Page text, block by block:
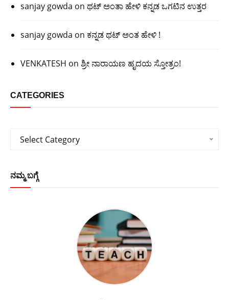
sanjay gowda on ಥಟ್ ಅಂತಾ ಹೇಳಿ ಕನ್ನಡ ಒಗಟಿನ ಉತ್ತರ
sanjay gowda on ಕನ್ನಡ ಥಟ್ ಅಂತ ಹೇಳಿ !
VENKATESH on ಶ್ರೀ ನಾರಾಯಣ ಹೃದಯ ಸ್ತೋತ್ರಂ!
CATEGORIES
Categories
Select Category
ನಮ್ಮ ಬಗ್ಗೆ